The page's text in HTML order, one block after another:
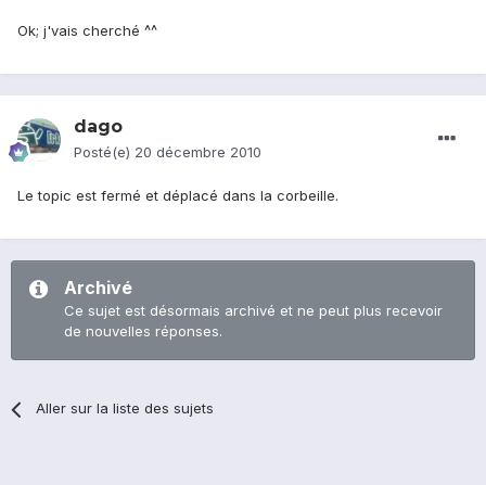
Ok; j'vais cherché ^^
dago
Posté(e) 20 décembre 2010
Le topic est fermé et déplacé dans la corbeille.
Archivé
Ce sujet est désormais archivé et ne peut plus recevoir
de nouvelles réponses.
Aller sur la liste des sujets